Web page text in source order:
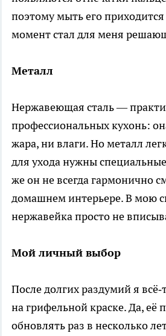
поэтому мыть его приходится
момент стал для меня
Металл
Нержавеющая сталь —
профессиональных кухонь:
жара, ни влаги. Но металл
для ухода нужны
же он не всегда гармонично
домашнем интерьере. В мою
нержавейка просто не
Мой личный выбор
После долгих раздумий я
на грифельной краске. Да, её
обновлять раз в несколько